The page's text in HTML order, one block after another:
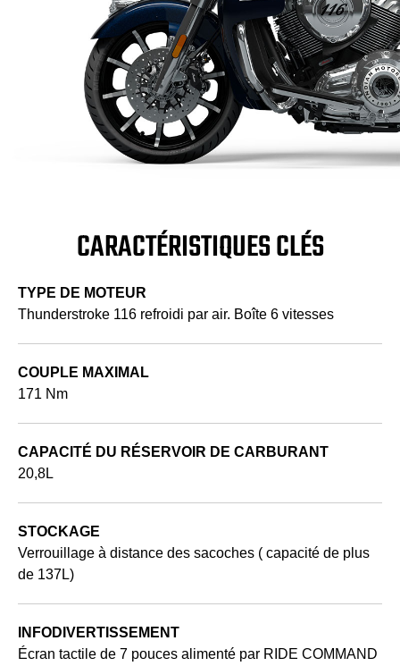
CARACTÉRISTIQUES CLÉS
TYPE DE MOTEUR
Thunderstroke 116 refroidi par air. Boîte 6 vitesses
COUPLE MAXIMAL
171 Nm
CAPACITÉ DU RÉSERVOIR DE CARBURANT
20,8L
STOCKAGE
Verrouillage à distance des sacoches ( capacité de plus
de 137L)
INFODIVERTISSEMENT
Écran tactile de 7 pouces alimenté par RIDE COMMAND